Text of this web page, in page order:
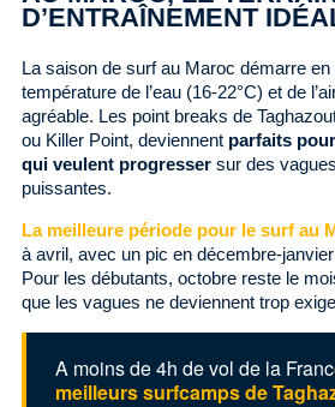
D’ENTRAÎNEMENT
La saison de surf au Maroc démarre en
température de l’eau (16-22°C) et de
agréable. Les point breaks de
ou Killer Point, deviennent parfaits
qui veulent progresser sur des
puissantes.
La meilleure période pour le surf au
à avril, avec un pic en décembre-
Pour les débutants, octobre reste le
que les vagues ne deviennent trop
A moins de 4h de vol de la
meilleurs surfcamps de